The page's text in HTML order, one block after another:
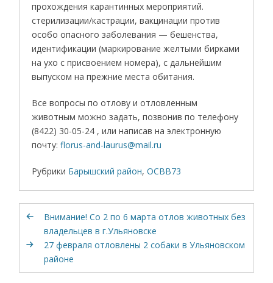
прохождения карантинных мероприятий.
стерилизации/кастрации, вакцинации против
особо опасного заболевания — бешенства,
идентификации (маркирование желтыми бирками
на ухо с присвоением номера), с дальнейшим
выпуском на прежние места обитания.
Все вопросы по отлову и отловленным
животным можно задать, позвонив по телефону
(8422) 30-05-24 , или написав на электронную
почту:florus-and-laurus@mail.ru
Рубрики Барышский район,ОСВВ73
Внимание! Со 2 по 6 марта отлов животных без
владельцев в г.Ульяновске
27 февраля отловлены 2 собаки в Ульяновском
районе